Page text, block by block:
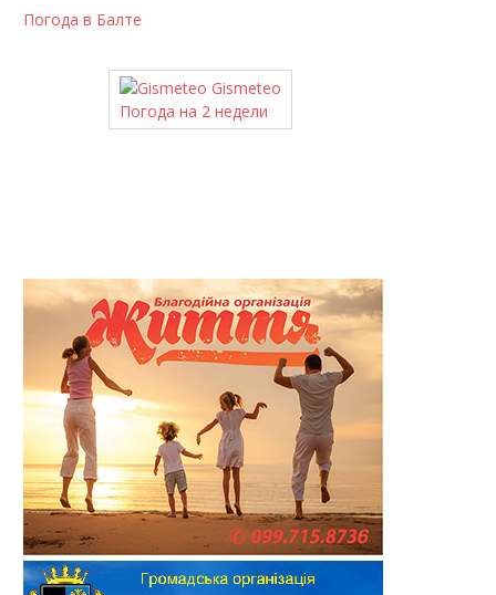
Погода в Балте
Gismeteo
Погода на 2 недели